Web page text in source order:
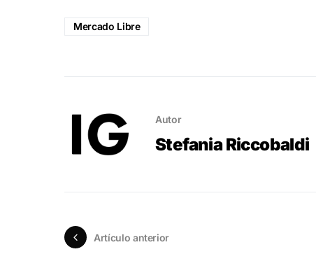
Mercado Libre
Autor
Stefania Riccobaldi
Artículo anterior